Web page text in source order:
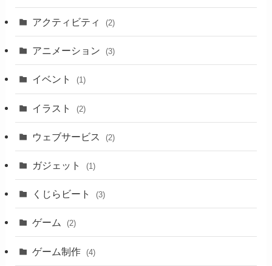
アクティビティ (2)
アニメーション (3)
イベント (1)
イラスト (2)
ウェブサービス (2)
ガジェット (1)
くじらビート (3)
ゲーム (2)
ゲーム制作 (4)